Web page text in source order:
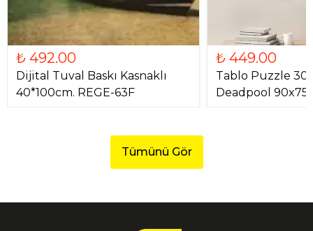
₺ 492.00
Dijital Tuval Baskı Kasnaklı
40*100cm. REGE-63F
₺ 449.00
Tablo Puzzle 30
Deadpool
Tümünü Gör